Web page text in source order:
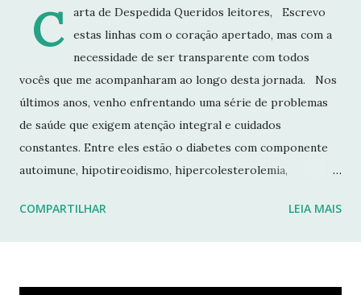
C
arta de Despedida Queridos leitores, Escrevo
estas linhas com o coração apertado, mas com a
necessidade de ser transparente com todos
vocês que me acompanharam ao longo desta jornada. Nos
últimos anos, venho enfrentando uma série de problemas
de saúde que exigem atenção integral e cuidados
constantes. Entre eles estão o diabetes com componente
autoimune, hipotireoidismo, hipercolesterolemia,
fraturas. Esses desafios têm impactado profundamente
COMPARTILHAR LEIA MAIS